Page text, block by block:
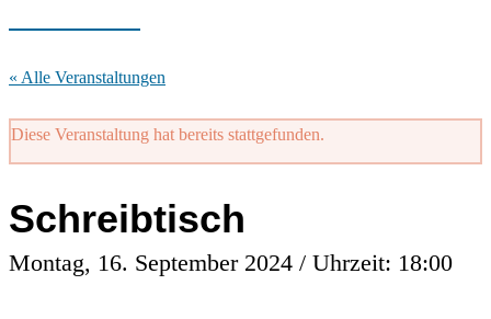
« Alle Veranstaltungen
Diese Veranstaltung hat bereits stattgefunden.
Schreibtisch
Montag, 16. September 2024 / Uhrzeit: 18:00